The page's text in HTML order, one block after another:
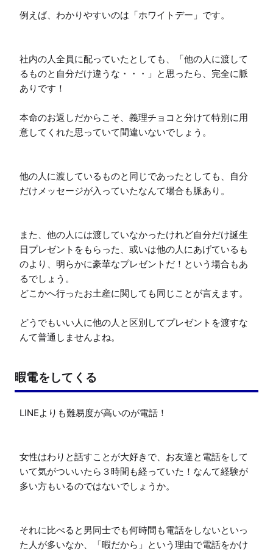
例えば、わかりやすいのは「ホワイトデー」です。
社内の人全員に配っていたとしても、「他の人に渡して
るものと自分だけ違うな・・・」と思ったら、完全に脈
ありです！
本命のお返しだからこそ、義理チョコと分けて特別に用
意してくれた思っていて間違いないでしょう。
他の人に渡しているものと同じであったとしても、自分
だけメッセージが入っていたなんて場合も脈あり。
また、他の人には渡していなかったけれど自分だけ誕生
日プレゼントをもらった、或いは他の人にあげているも
のより、明らかに豪華なプレゼントだ！という場合もあ
るでしょう。
どこかへ行ったお土産に関しても同じことが言えます。
どうでもいい人に他の人と区別してプレゼントを渡すな
んて普通しませんよね。
暇電をしてくる
LINEよりも難易度が高いのが電話！
女性はわりと話すことが大好きで、お友達と電話をして
いて気がついいたら３時間も経っていた！なんて経験が
多い方もいるのではないでしょうか。
それに比べると男同士でも何時間も電話をしないといっ
た人が多いなか、「暇だから」という理由で電話をかけ